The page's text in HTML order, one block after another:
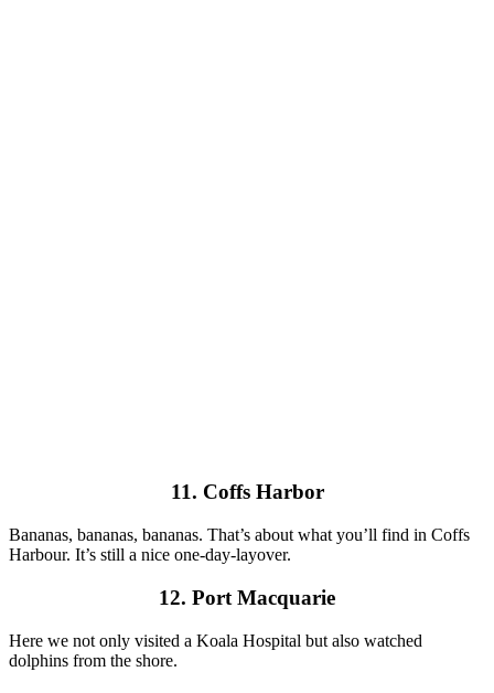
11. Coffs Harbor
Bananas, bananas, bananas. That’s about what you’ll find in Coffs
Harbour. It’s still a nice one-day-layover.
12. Port Macquarie
Here we not only visited a Koala Hospital but also watched
dolphins from the shore.